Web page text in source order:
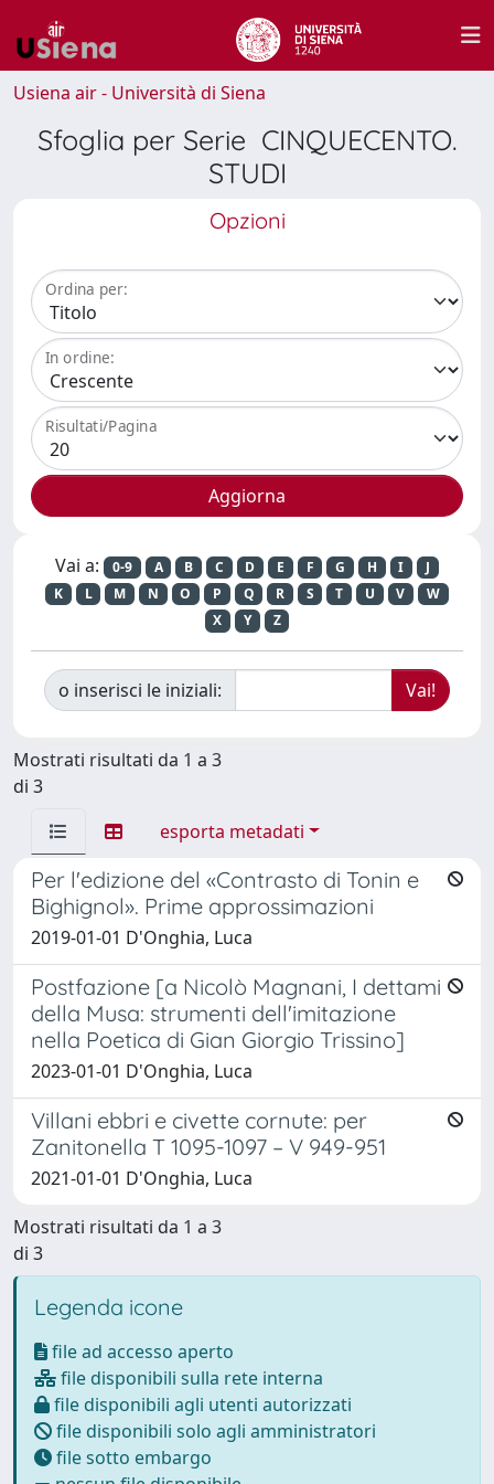
Usiena air - Università di Siena
Sfoglia per Serie CINQUECENTO.
STUDI
Opzioni
Ordina per:
In ordine:
Risultati/Pagina
Vai a: 0-9 A B C D E F G H I
J
K
L M N O P Q R S T U V
W
X
Y Z
o inserisci le iniziali:
Mostrati risultati da 1 a 3
di 3
esporta metadati
Per l'edizione del «Contrasto di Tonin e
Bighignol». Prime approssimazioni
2019-01-01 D'Onghia, Luca
Postfazione [a Nicolò Magnani, I dettami
della Musa: strumenti dell'imitazione
nella Poetica di Gian Giorgio Trissino]
2023-01-01 D'Onghia, Luca
Villani ebbri e civette cornute: per
Zanitonella T 1095-1097 – V 949-951
2021-01-01 D'Onghia, Luca
Mostrati risultati da 1 a 3
di 3
Legenda icone
file ad accesso aperto
file disponibili sulla rete interna
file disponibili agli utenti autorizzati
file disponibili solo agli amministratori
file sotto embargo